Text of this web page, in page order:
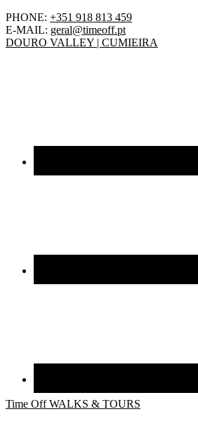
PHONE: +351 918 813 459
E-MAIL: geral@timeoff.pt
DOURO VALLEY | CUMIEIRA
Time Off WALKS & TOURS